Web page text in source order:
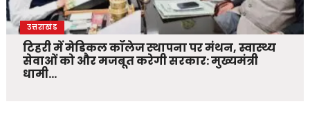
उत्तराखंड
टिहरी में मेडिकल कॉलेज स्थापना पर मंथन, स्वास्थ्य
सेवाओं को और मजबूत करेगी सरकार: मुख्यमंत्री
धामी…